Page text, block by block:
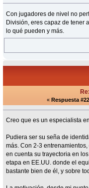
Con jugadores de nivel no
División, eres capaz de tener
lo qué pueden y más.
« Respuesta
Creo que es un especialista
Pudiera ser su seña de
más. Con 2-3
en cuenta su trayectoria en
etapa en EE.UU. donde el
bastante bien de él, y sobre